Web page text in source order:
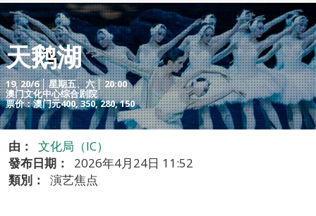
天鹅湖
19, 20/6 │ 星期五、六 │ 20:00
澳门文化中心综合剧院
票价：澳门元400, 350, 280, 150
由：
文化局（IC）
發布日期：
2026年4月24日 11:52
類別：
演艺焦点